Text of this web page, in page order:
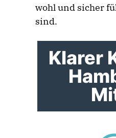
wohl und sicher
sind.
Klarer